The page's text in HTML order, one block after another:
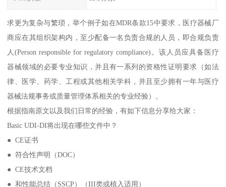
求更为复杂与繁琐，举个例子如在MDR条款15中要求，医疗器械厂
商应在其组织架构内，至少配备一名负责合规的人员，即合规负责
人(Person responsible for regulatory compliance)。该人员应具备医疗
器械领域的必要专业知识，并且有一系列的资格性证明要求（如法
律、医学、药学、工程或其他相关学科，并且至少拥有一年与医疗
器械法规事务或质量管理体系相关的专业经验）。
根据指南原文以及我们日常的经验，有如下信息分享给大家：
Basic UDI-DI将出现在哪些文件中？
● CE证书
● 符合性声明（DOC）
● CE技术文档
● 和性能总结（SSCP）（III类或植入适用）